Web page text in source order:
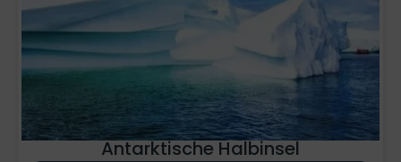
Antarktische Halbinsel